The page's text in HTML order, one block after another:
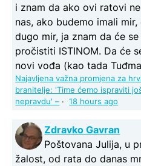
i znam da ako ovi ratovi
nas, ako budemo imali
dugo mir, ja znam da će
pročistiti ISTINOM. Da će
novi vođa (kao tada
Najavljena važna promjena za
branitelje: 'Time ćemo ispraviti
nepravdu' – ·18 hours ago
Zdravko Gavran
Poštovana Julija, u
žalost, od rata do danas